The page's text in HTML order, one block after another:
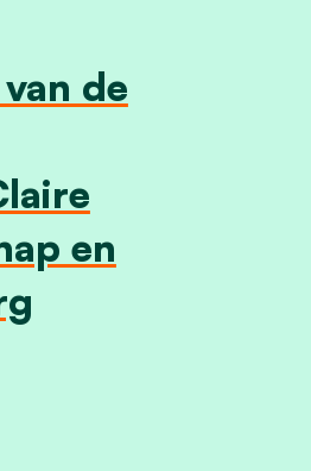
de
en